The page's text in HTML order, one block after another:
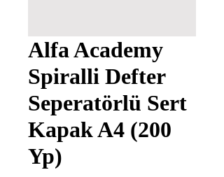
Alfa Academy
Spiralli Defter
Seperatörlü Sert
Kapak A4 (200
Yp)